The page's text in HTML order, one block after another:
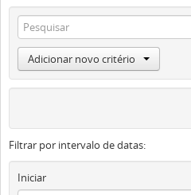
Adicionar novo critério
Filtrar por intervalo de datas:
Iniciar